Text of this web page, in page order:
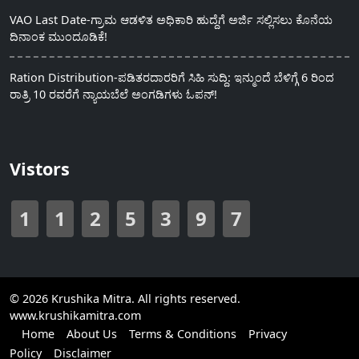
VAO Last Date-ಗ್ರಾಮ ಆಡಳಿತ ಅಧಿಕಾರಿ ಹುದ್ದೆಗೆ ಅರ್ಜಿ ಸಲ್ಲಿಸಲು ಕೊನೆಯ
ದಿನಾಂಕ ಮುಂದೂಡಿಕೆ!
Ration Distribution-ಪಡಿತರದಾರರಿಗೆ ಸಿಹಿ ಸುದ್ದಿ: ಇನ್ಮುಂದೆ ಬೆಳಿಗ್ಗೆ 6 ರಿಂದ
ರಾತ್ರಿ 10 ರವರೆಗೆ ನ್ಯಾಯಬೆಲೆ ಅಂಗಡಿಗಳು ಓಪನ್!
Vistors
1 1 2 5 3 9 7
© 2026 Krushika Mitra. All rights reserved.
www.krushikamitra.com
Home
About Us Terms & Conditions
Privacy
Policy
Disclaimer